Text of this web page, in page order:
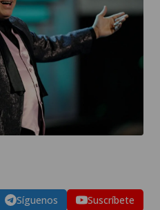
Síguenos Suscríbete